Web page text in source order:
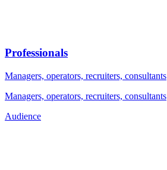
Professionals
Managers, operators, recruiters, consultants
Managers, operators, recruiters, consultants
Audience